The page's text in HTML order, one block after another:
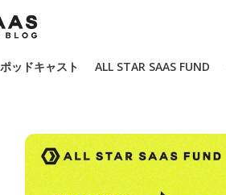
ポッドキャスト ALL STAR SAAS FUND